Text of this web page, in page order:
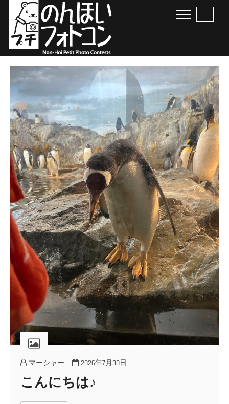
content
のんほいプチフォトコン
M
e
B
t
t
o
n
マーシャー 2026年7月30日
こんにちは♪